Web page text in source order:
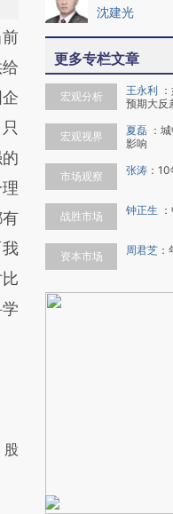
股
沈建光
更多专栏文章
宏观分析 王永利 ：
预期大反
宏观视界 夏磊 ：
影响
市场观察 张涛 ： 10
战胜市场 钟正生 ：
资本市场 周君芝 ：